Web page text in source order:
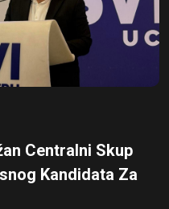
Centralni Skup
Kandidata Za